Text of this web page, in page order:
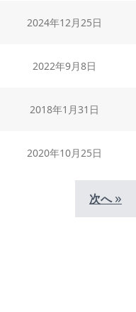
2024年12月25日
2022年9月8日
2018年1月31日
2020年10月25日
次へ»